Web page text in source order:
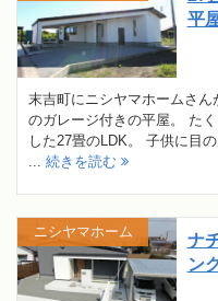
平
末吉町にニシヤマホームさ
のガレージ付きの平屋。 た
した27畳のLDK。 子供に目
続きを読む
ナ
ン
ニシヤマホーム